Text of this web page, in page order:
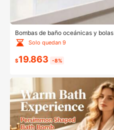
Bombas de baño oceánicas y
pcs/CajaSolo quedan 9
$19.863 -8%